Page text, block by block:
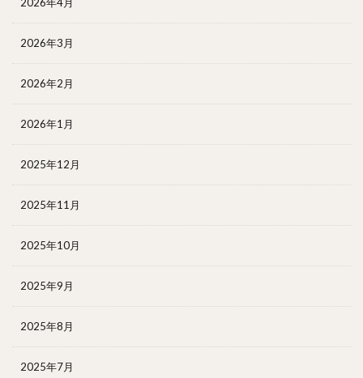
2026年3月
2026年2月
2026年1月
2025年12月
2025年11月
2025年10月
2025年9月
2025年8月
2025年7月